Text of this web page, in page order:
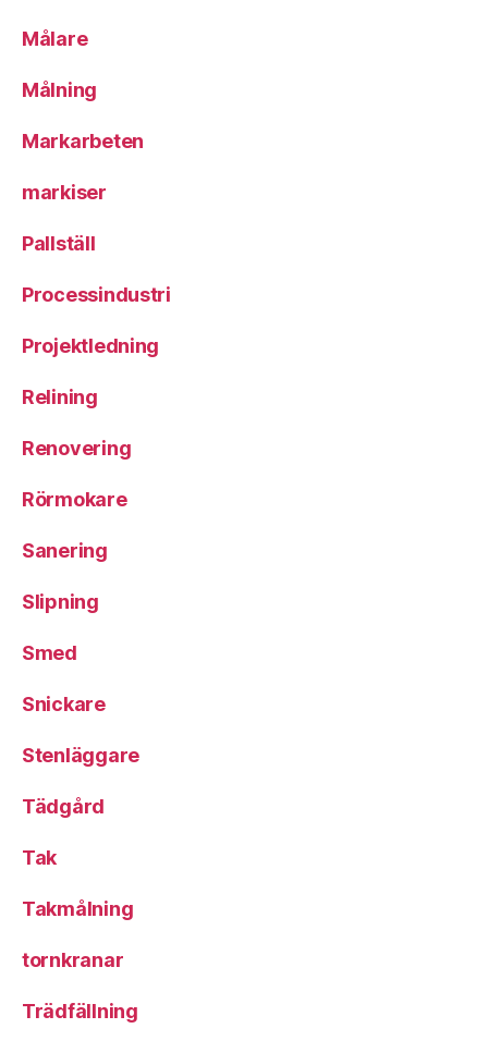
Målare
Målning
Markarbeten
markiser
Pallställ
Processindustri
Projektledning
Relining
Renovering
Rörmokare
Sanering
Slipning
Smed
Snickare
Stenläggare
Tädgård
Tak
Takmålning
tornkranar
Trädfällning